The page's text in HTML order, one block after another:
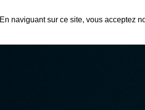
En naviguant sur ce site, vous acceptez